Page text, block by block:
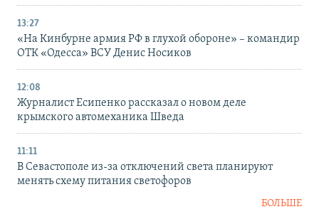
13:27
«На Кинбурне армия РФ в глухой обороне» – командир
ОТК «Одесса» ВСУ Денис Носиков
12:08
Журналист Есипенко рассказал о новом деле
крымского автомеханика Шведа
11:11
В Севастополе из-за отключений света планируют
менять схему питания светофоров
БОЛЬШЕ